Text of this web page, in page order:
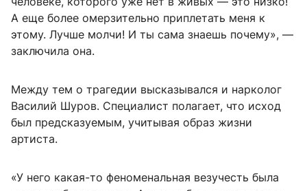
А еще более омерзительно приплетать меня к
этому. Лучше молчи! И ты сама знаешь почему», —
заключила она.
Между тем о трагедии высказывался и нарколог
Василий Шуров. Специалист полагает, что исход
был предсказуемым, учитывая образ жизни
артиста.
«У него какая-то феноменальная везучесть была